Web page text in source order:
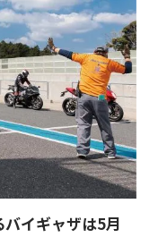
イギャザは5月